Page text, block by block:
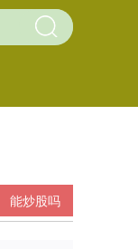
能炒股吗